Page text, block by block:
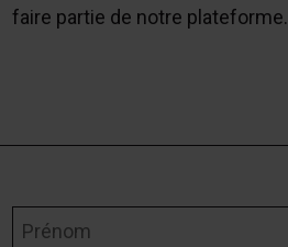
faire partie de notre plateforme.